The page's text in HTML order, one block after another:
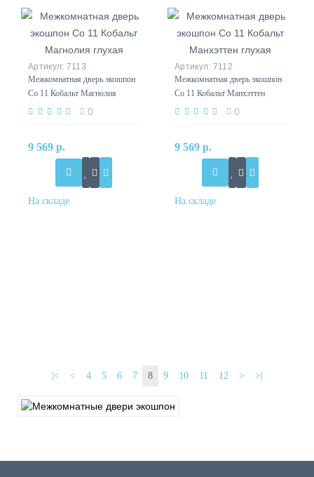
7113
Межкомнатная дверь экошпон
Co 11 Кобальт Магнолия
глухая
0
9 569 р.
7112
Межкомнатная дверь экошпон
Co 11 Кобальт Манхэттен
глухая
0
9 569 р.
|< < 4 5 6 7 8 9 10 11 12 > >|